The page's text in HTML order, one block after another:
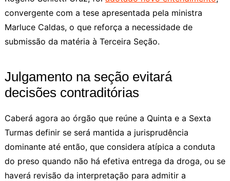
convergente com a tese apresentada pela ministra
Marluce Caldas, o que reforça a necessidade de
submissão da matéria à Terceira Seção.
Julgamento na seção evitará
decisões contraditórias
Caberá agora ao órgão que reúne a Quinta e a Sexta
Turmas definir se será mantida a jurisprudência
dominante até então, que considera atípica a conduta
do preso quando não há efetiva entrega da droga, ou se
haverá revisão da interpretação para admitir a